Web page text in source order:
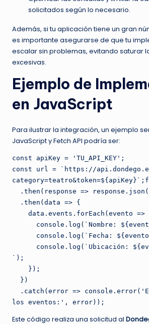
solicitados según lo necesario.
Además, si tu aplicación tiene un gran
es importante asegurarse de que tu
escalar sin problemas, evitando saturar
excesivas.
Ejemplo de
en JavaScript
Para ilustrar la integración, un ejemplo
JavaScript y Fetch API podría ser:
const apiKey = 'TU_API_KEY';
const url = `https://
.then(response =>
  .then(data => {
data.events.forEach(evento =>
console.log(`Nombre:
console.log(`Fecha:
`);
    });
  })
los eventos:', error));
Este código realiza una solicitud al